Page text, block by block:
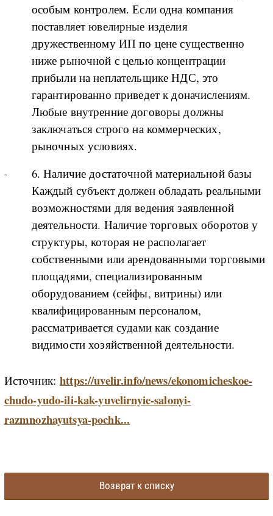
особым контролем. Если одна компания
поставляет ювелирные изделия
дружественному ИП по цене существенно
ниже рыночной с целью концентрации
прибыли на неплательщике НДС, это
гарантированно приведет к доначислениям.
Любые внутренние договоры должны
заключаться строго на коммерческих,
рыночных условиях.
6. Наличие достаточной материальной базы
Каждый субъект должен обладать реальными
возможностями для ведения заявленной
деятельности. Наличие торговых оборотов у
структуры, которая не располагает
собственными или арендованными торговыми
площадями, специализированным
оборудованием (сейфы, витрины) или
квалифицированным персоналом,
рассматривается судами как создание
видимости хозяйственной деятельности.
Источник:https://uvelir.info/news/ekonomicheskoe-
chudo-yudo-ili-kak-yuvelirnyie-salonyi-
razmnozhayutsya-pochk...
Возврат к списку